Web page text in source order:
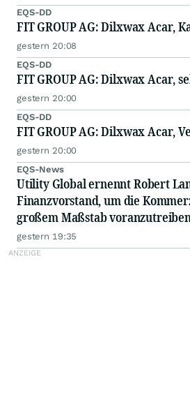
EQS-DD
FIT GROUP AG: Dilxwax Acar,
gestern 20:08
EQS-DD
FIT GROUP AG: Dilxwax Acar,
gestern 20:00
EQS-DD
FIT GROUP AG: Dilxwax Acar,
gestern 20:00
EQS-News
Utility Global ernennt Robert
Finanzvorstand, um die
großem Maßstab
gestern 19:35